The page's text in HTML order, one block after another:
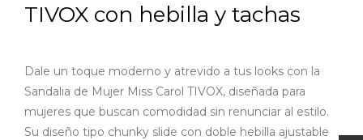
TIVOX con hebilla y tachas
Dale un toque moderno y atrevido a tus looks con la
Sandalia de Mujer Miss Carol TIVOX, diseñada para
mujeres que buscan comodidad sin renunciar al estilo.
Su diseño tipo chunky slide con doble hebilla ajustable